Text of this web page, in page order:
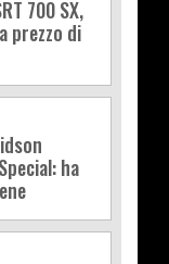
700 SX,
prezzo di
ha